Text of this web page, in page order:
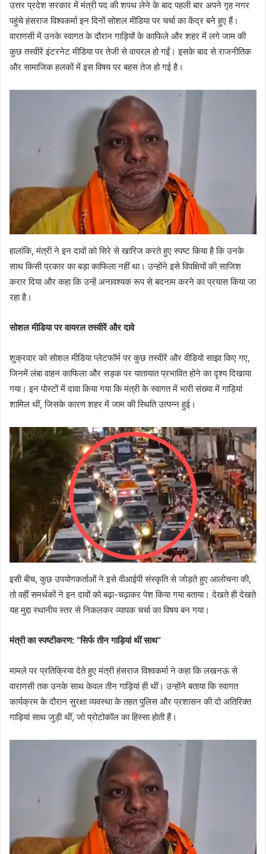
उत्तर प्रदेश सरकार में मंत्री पद की शपथ लेने के बाद पहली बार अपने गृह नगर
पहुंचे हंसराज विश्वकर्मा इन दिनों सोशल मीडिया पर चर्चा का केंद्र बने हुए हैं।
वाराणसी में उनके स्वागत के दौरान गाड़ियों के काफिले और शहर में लगे जाम की
कुछ तस्वीरें इंटरनेट मीडिया पर तेजी से वायरल हो गईं। इसके बाद से राजनीतिक
और सामाजिक हलकों में इस विषय पर बहस तेज हो गई है।
हालांकि, मंत्री ने इन दावों को सिरे से खारिज करते हुए स्पष्ट किया है कि उनके
साथ किसी प्रकार का बड़ा काफिला नहीं था। उन्होंने इसे विपक्षियों की साजिश
करार दिया और कहा कि उन्हें अनावश्यक रूप से बदनाम करने का प्रयास किया जा
रहा है।
सोशल मीडिया पर वायरल तस्वीरें और दावे
शुक्रवार को सोशल मीडिया प्लेटफॉर्म पर कुछ तस्वीरें और वीडियो साझा किए गए,
जिनमें लंबा वाहन काफिला और सड़क पर यातायात प्रभावित होने का दृश्य दिखाया
गया। इन पोस्टों में दावा किया गया कि मंत्री के स्वागत में भारी संख्या में गाड़ियां
शामिल थीं, जिसके कारण शहर में जाम की स्थिति उत्पन्न हुई।
इसी बीच, कुछ उपयोगकर्ताओं ने इसे वीआईपी संस्कृति से जोड़ते हुए आलोचना की,
तो वहीं समर्थकों ने इन दावों को बढ़ा-चढ़ाकर पेश किया गया बताया। देखते ही देखते
यह मुद्दा स्थानीय स्तर से निकलकर व्यापक चर्चा का विषय बन गया।
मंत्री का स्पष्टीकरण: “सिर्फ तीन गाड़ियां थीं साथ”
मामले पर प्रतिक्रिया देते हुए मंत्री हंसराज विश्वकर्मा ने कहा कि लखनऊ से
वाराणसी तक उनके साथ केवल तीन गाड़ियां ही थीं। उन्होंने बताया कि स्वागत
कार्यक्रम के दौरान सुरक्षा व्यवस्था के तहत पुलिस और प्रशासन की दो अतिरिक्त
गाड़ियां साथ जुड़ी थीं, जो प्रोटोकॉल का हिस्सा होती हैं।